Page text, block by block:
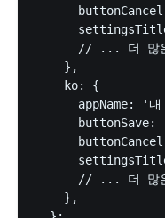
// ... 더 많
    },
    ko: {
appName: '내
buttonSave:
// ... 더 많
    },